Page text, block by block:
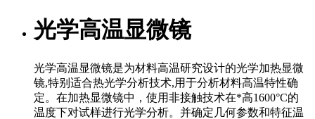
光学高温显微镜
光学高温显微镜是为材料高温研究设计的光学加热显微
镜,特别适合热光学分析技术,用于分析材料高温特性确
定。在加热显微镜中，使用非接触技术在*高1600°C的
温度下对试样进行光学分析。并确定几何参数和特征温